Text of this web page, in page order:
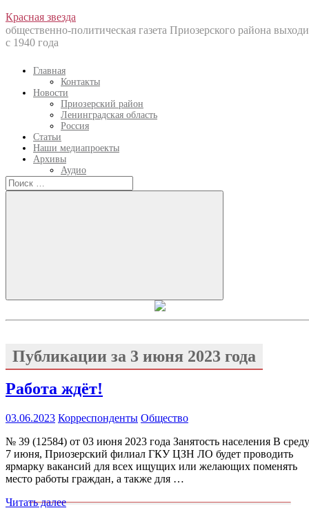
Перейти
к
содержанию
Красная звезда
общественно-политическая газета Приозерского района
с 1940 года
Главная
Контакты
Новости
Приозерский район
Ленинградская область
Россия
Статьи
Наши медиапроекты
Архивы
Аудио
Искать:
Искать
Публикации за 3 июня 2023 года
Работа ждёт!
03.06.2023 Корреспонденты Общество
№ 39 (12584) от 03 июня 2023 года Занятость населения В
7 июня, Приозерский филиал ГКУ ЦЗН ЛО будет проводить
ярмарку вакансий для всех ищущих или желающих поменять
место работы граждан, а также для …
Читать далее